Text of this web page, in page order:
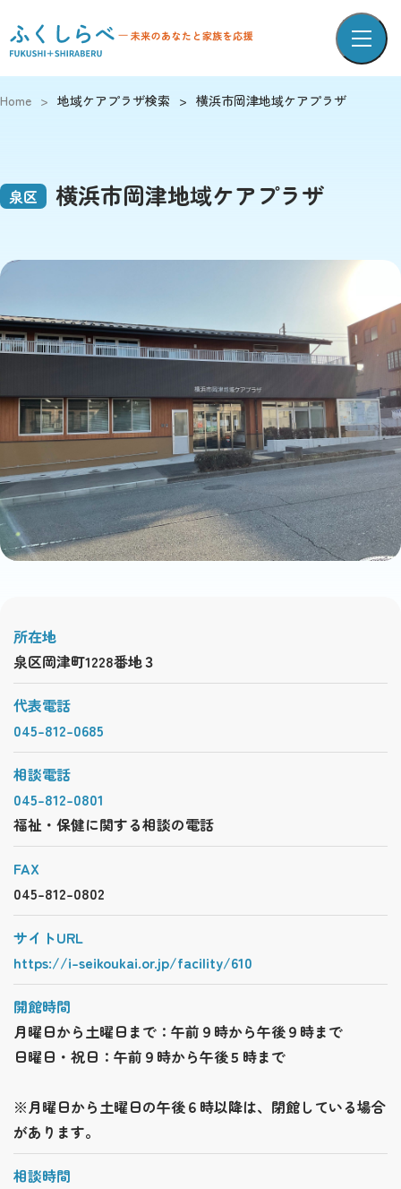
Home > 地域ケアプラザ検索 > 横浜市岡津地域ケアプラザ
泉区 横浜市岡津地域ケアプラザ
所在地
泉区岡津町1228番地３
代表電話
045-812-0685
相談電話
045-812-0801
福祉・保健に関する相談の電話
FAX
045-812-0802
サイトURL
https://i-seikoukai.or.jp/facility/610
開館時間
月曜日から土曜日まで：午前９時から午後９時まで
日曜日・祝日：午前９時から午後５時まで
※月曜日から土曜日の午後６時以降は、閉館している場合
があります。
相談時間